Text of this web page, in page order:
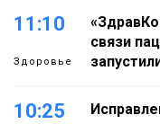
11:10
Здоровье
связи
10:25